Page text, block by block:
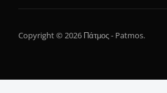
Copyright © 2026 Πάτμος - Patmos.